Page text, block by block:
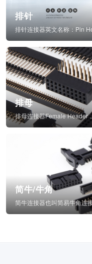
排针
排母
简牛/牛角